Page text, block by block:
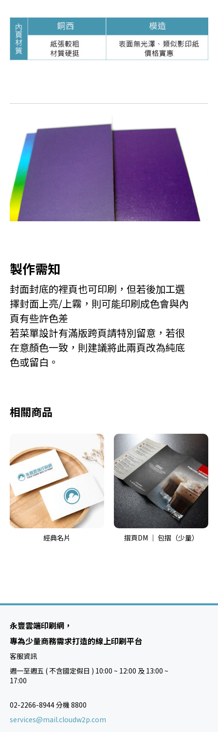
製作需知
封面封底的裡頁也可印刷，但若後加工選
擇封面上亮/上霧，則可能印刷成色會與內
頁有些許色差
若菜單設計有滿版跨頁請特別留意，若很
在意顏色一致，則建議將此兩頁改為純底
色或留白。
相關商品
經典名片 摺頁DM ｜ 包摺（少量）
永豐雲端印刷網，
專為少量商務需求打造的線上印刷平台
客服資訊
週一至週五 ( 不含國定假日 ) 10:00 ~ 12:00 及 13:00 ~
17:00
02-2266-8944 分機 8800
services@mail.cloudw2p.com